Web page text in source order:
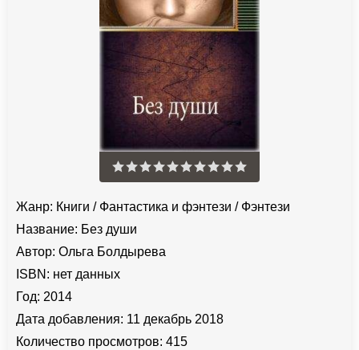
Жанр: Книги / Фантастика и фэнтези / Фэнтези
Название: Без души
Автор: Ольга Болдырева
ISBN: нет данных
Год: 2014
Дата добавления: 11 декабрь 2018
Количество просмотров: 415